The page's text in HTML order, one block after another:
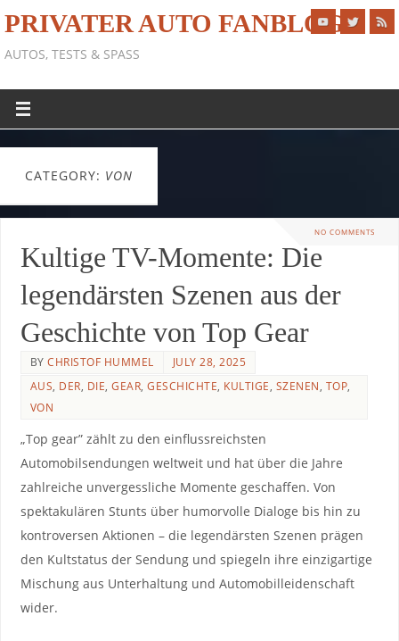
PRIVATER AUTO FANBLOG
AUTOS, TESTS & SPASS
CATEGORY: VON
NO COMMENTS
Kultige TV-Momente: Die
legendärsten Szenen aus der
Geschichte von Top Gear
BYCHRISTOF HUMMEL
JULY 28, 2025
AUS, DER, DIE,GEAR,GESCHICHTE, KULTIGE, SZENEN, TOP,
VON
„Top gear” zählt zu den einflussreichsten
Automobilsendungen weltweit und hat über die Jahre
zahlreiche unvergessliche Momente geschaffen. Von
spektakulären‍ Stunts​ über humorvolle Dialoge bis hin zu​
kontroversen ⁣Aktionen – die legendärsten⁣ Szenen ​prägen
den ‍Kultstatus der Sendung ⁤und spiegeln ihre einzigartige
‍Mischung aus Unterhaltung und Automobilleidenschaft
wider.